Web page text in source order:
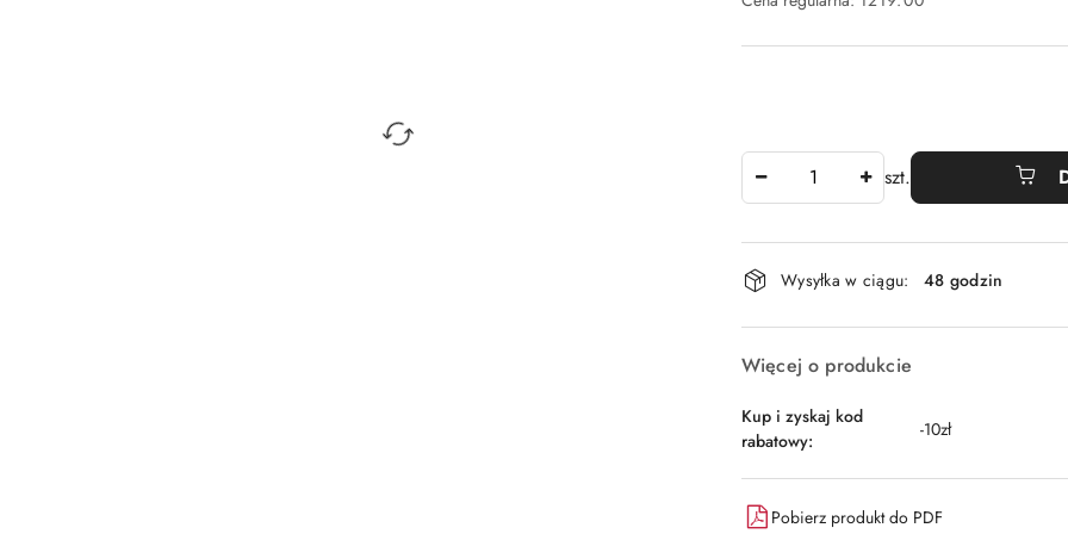
szt.
Dostępność
i
dostawa
Wysyłka w ciągu: 48 godzin
Więcej o produkcie
Kup i zyskaj kod
rabatowy:
-10zł
Pobierz produkt do PDF